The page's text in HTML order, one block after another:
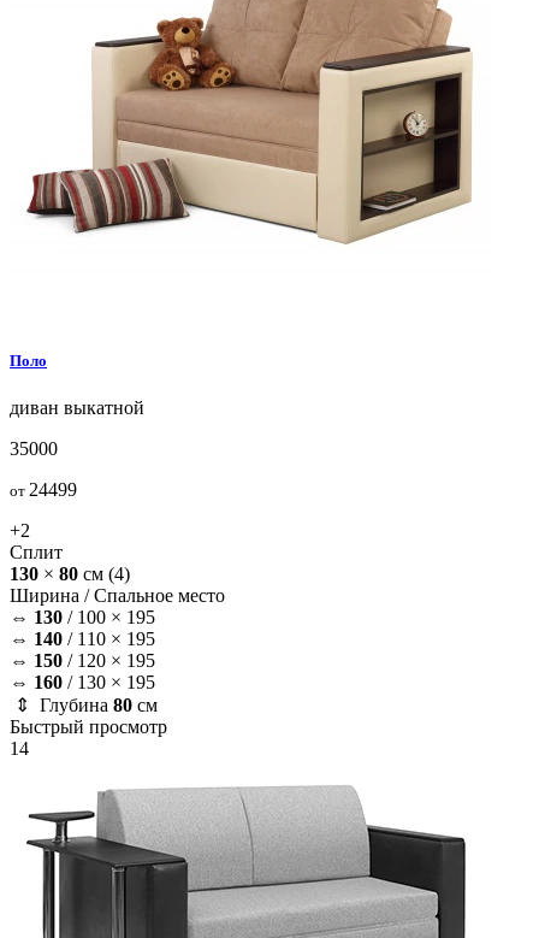
Поло
диван выкатной
35000
от 24499
+2
Сплит
130 × 80 см (4)
Ширина /Спальное место
⇔ 130 / 100 × 195
⇔ 140 / 110 × 195
⇔ 150 / 120 × 195
⇔ 160 / 130 × 195
⇕ Глубина 80 см
Быстрый просмотр
14